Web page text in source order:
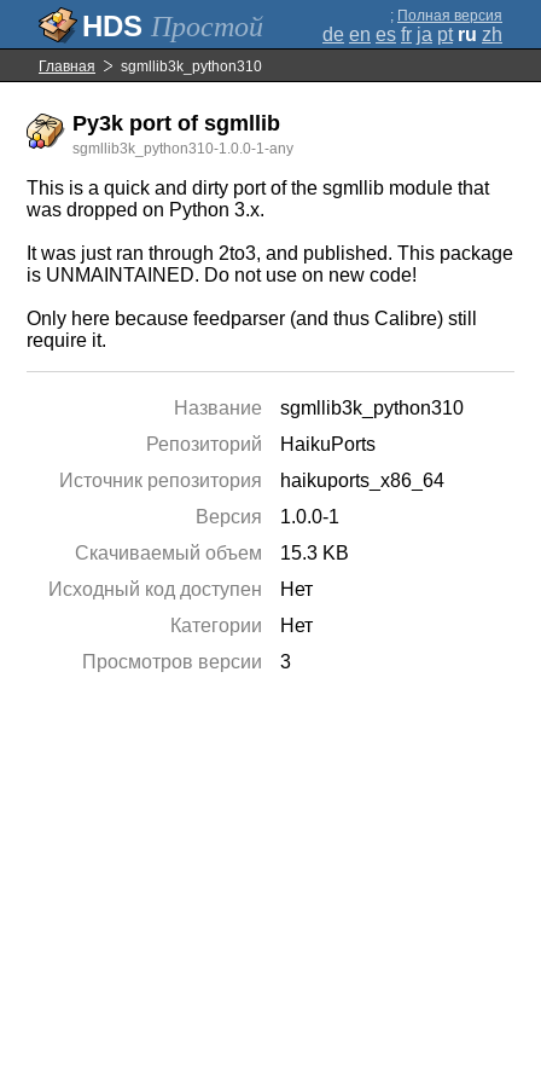
Простой ; Полная версия
de en es fr ja pt ru zh
Главная sgmllib3k_python310
Py3k port of sgmllib
sgmllib3k_python310-1.0.0-1-any
This is a quick and dirty port of the sgmllib module that
was dropped on Python 3.x.
It was just ran through 2to3, and published. This package
is UNMAINTAINED. Do not use on new code!
Only here because feedparser (and thus Calibre) still
require it.
Название
sgmllib3k_python310
Репозиторий
HaikuPorts
Источник репозитория
haikuports_x86_64
Версия
1.0.0-1
Скачиваемый объем
15.3 KB
Исходный код доступен
Нет
Категории
Нет
Просмотров версии
3